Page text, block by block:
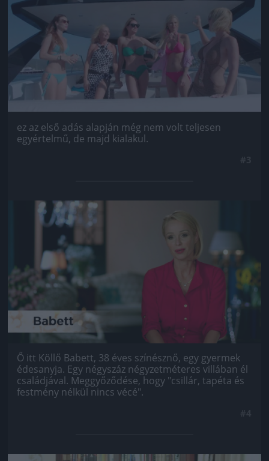
ez az első adás alapján még nem volt teljesen
egyértelmű, de majd kialakul.
Jön még kép!
Ő itt Köllő Babett, 38 éves színésznő, egy gyermek
édesanyja. Egy négyszáz négyzetméteres villában él
családjával. Meggyőződése, hogy "csillár, tapéta és
festmény nélkül nincs vécé".